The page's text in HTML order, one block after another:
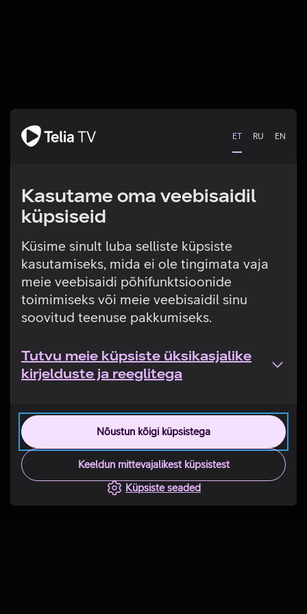
ET RU EN
Kasutame oma veebisaidil
küpsiseid
Küsime sinult luba selliste küpsiste
kasutamiseks, mida ei ole tingimata vaja
meie veebisaidi põhifunktsioonide
toimimiseks või meie veebisaidil sinu
soovitud teenuse pakkumiseks.
Tutvu meie küpsiste üksikasjalike
kirjelduste ja reeglitega
Nõustun kõigi küpsistega
Keeldun mittevajalikest küpsistest
Küpsiste seaded
Tehniline viga